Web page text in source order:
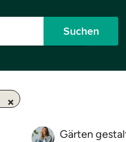
Suchen
Gärten